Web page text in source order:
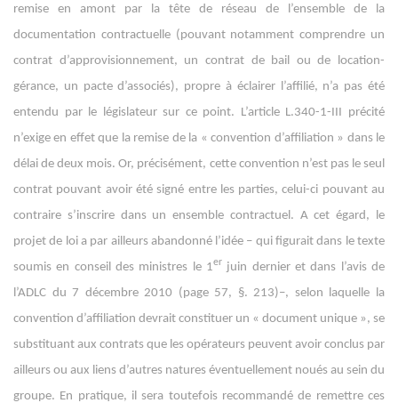
remise en amont par la tête de réseau de l’ensemble de la
documentation contractuelle (pouvant notamment comprendre un
contrat d’approvisionnement, un contrat de bail ou de location-
gérance, un pacte d’associés), propre à éclairer l’affilié, n’a pas été
entendu par le législateur sur ce point. L’article L.340-1-III précité
n’exige en effet que la remise de la « convention d’affiliation » dans le
délai de deux mois. Or, précisément, cette convention n’est pas le seul
contrat pouvant avoir été signé entre les parties, celui-ci pouvant au
contraire s’inscrire dans un ensemble contractuel. A cet égard, le
projet de loi a par ailleurs abandonné l’idée – qui figurait dans le texte
soumis en conseil des ministres le 1er juin dernier et dans l’avis de
l’ADLC du 7 décembre 2010 (page 57, §. 213)–, selon laquelle la
convention d’affiliation devrait constituer un « document unique », se
substituant aux contrats que les opérateurs peuvent avoir conclus par
ailleurs ou aux liens d’autres natures éventuellement noués au sein du
groupe. En pratique, il sera toutefois recommandé de remettre ces